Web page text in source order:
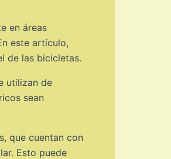
en áreas
este artículo,
de las bicicletas.
utilizan de
sean
que cuentan con
Esto puede